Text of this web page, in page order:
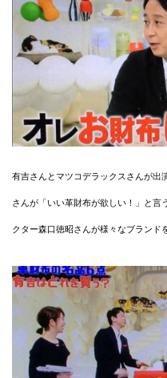
有吉さんとマツコデラックスさんが出
さんが「いい革財布が欲しい！」と言
クター森口徳昭さんが様々なブランド